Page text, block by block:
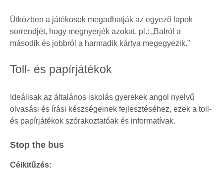
Útközben a játékosok megadhatják az egyező lapok
sorrendjét, hogy megnyerjék azokat, pl.: „Balról a
második és jobbról a harmadik kártya megegyezik.”
Toll- és papírjátékok
Ideálisak az általános iskolás gyerekek angol nyelvű
olvasási és írási készségeinek fejlesztéséhez, ezek a toll-
és papírjátékok szórakoztatóak és informatívak.
Stop the bus
Célkitűzés: